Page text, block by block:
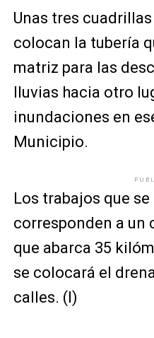
Unas tres
colocan la tubería
matriz para las
lluvias hacia otro
inundaciones en
Municipio.
Los trabajos que
corresponden a un
que abarca 35
se colocará el
calles. (I)